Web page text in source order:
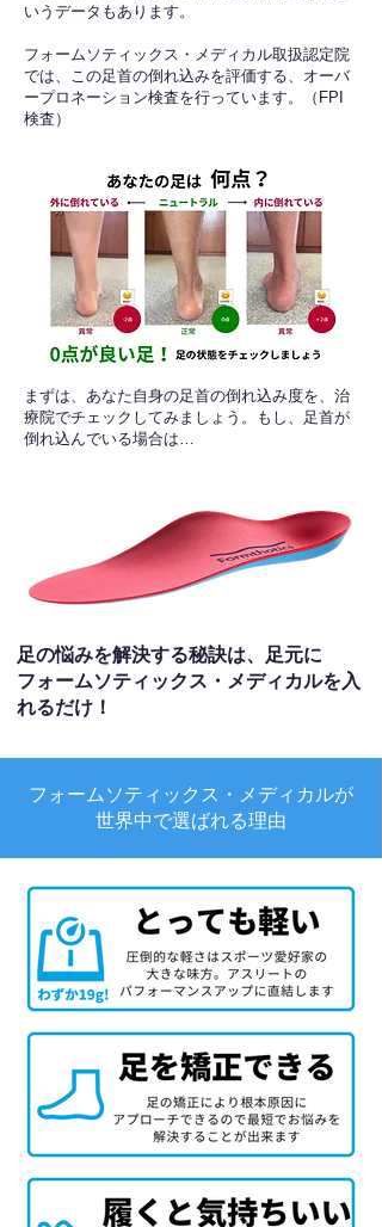
いうデータもあります。
フォームソティックス・メディカル取扱認定院
では、この足首の倒れ込みを評価する、オーバ
ープロネーション検査を行っています。（FPI
検査）​
​まずは、あなた自身の足首の倒れ込み度を、治
療院でチェックしてみましょう。もし、足首が
倒れ込んでいる場合は…
足の悩みを解決する秘訣は、足元に
フォームソティックス・メディカルを入
れるだけ！
フォームソティックス・メディカルが
世界中で選ばれる理由